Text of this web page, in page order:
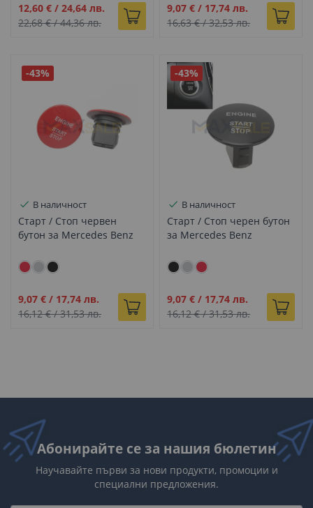
Промо
цена
12,60 € / 24,64 лв.
22,68 €/44,36 лв.
Промо
цена
9,07 € / 17,74 лв.
16,63 €/32,53 лв.
-43%
В наличност
Старт / Стоп червен
бутон за Mercedes Benz
Промо
цена
9,07 € / 17,74 лв.
16,12 €/31,53 лв.
-43%
В наличност
Старт / Стоп черен бутон
за Mercedes Benz
Промо
цена
9,07 € / 17,74 лв.
16,12 €/31,53 лв.
Абонирайте се за нашия бюлетин
Научавайте първи за нови продукти, промоции и
специални предложения.